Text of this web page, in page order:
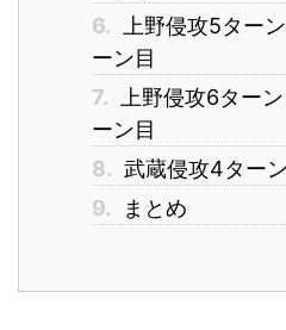
6.
上野侵攻5ター
ーン目
7.
上野侵攻6ター
ーン目
8. 武蔵侵攻4ター
9.
まとめ